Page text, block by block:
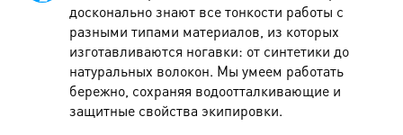
Комбинезон пуховой
1890 руб.
Полукомбинезон пуховой
1120 руб.
Наличие капюшона
220 руб.
Водоотталкивающая пропитка до 90 см/ от 90
досконально знают все тонкости работы с
разными типами материалов, из которых
изготавливаются ногавки: от синтетики до
натуральных волокон. Мы умеем работать
бережно, сохраняя водоотталкивающие и
защитные свойства экипировки.